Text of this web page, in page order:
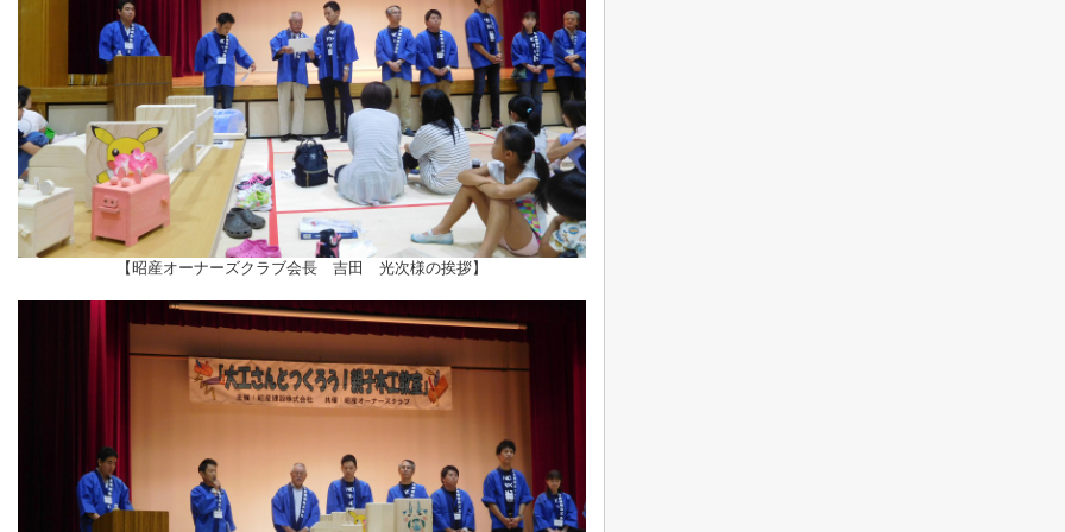
【昭産オーナーズクラブ会長 吉田 光次様の挨拶】